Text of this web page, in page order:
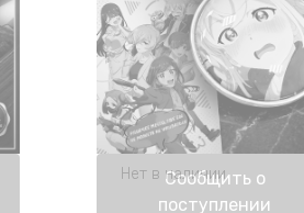
Нет в наличии
Сообщить о
поступлении